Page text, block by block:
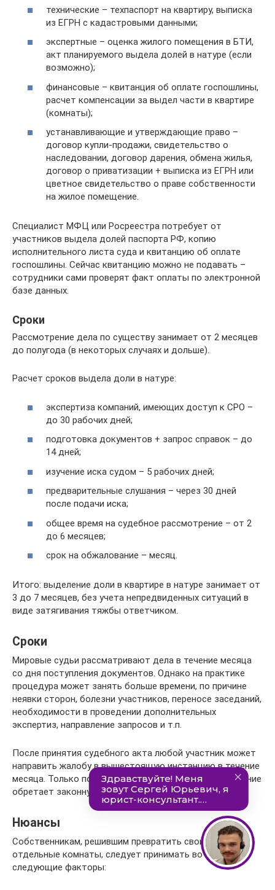
технические – техпаспорт на квартиру, выписка
из ЕГРН с кадастровыми данными;
экспертные – оценка жилого помещения в БТИ,
акт планируемого выдела долей в натуре (если
возможно);
финансовые – квитанция об оплате госпошлины,
расчет компенсации за выдел части в квартире
(комнаты);
устанавливающие и утверждающие право –
договор купли-продажи, свидетельство о
наследовании, договор дарения, обмена жилья,
договор о приватизации + выписка из ЕГРН или
цветное свидетельство о праве собственности
на жилое помещение.
Специалист МФЦ или Росреестра потребует от
участников выдела долей паспорта РФ, копию
исполнительного листа суда и квитанцию об оплате
госпошлины. Сейчас квитанцию можно не подавать –
сотрудники сами проверят факт оплаты по электронной
базе данных.
Сроки
Рассмотрение дела по существу занимает от 2 месяцев
до полугода (в некоторых случаях и дольше).
Расчет сроков выдела доли в натуре:
экспертиза компаний, имеющих доступ к СРО –
до 30 рабочих дней;
подготовка документов + запрос справок – до
14 дней;
изучение иска судом – 5 рабочих дней;
предварительные слушания – через 30 дней
после подачи иска;
общее время на судебное рассмотрение – от 2
до 6 месяцев;
срок на обжалование – месяц.
Итого: выделение доли в квартире в натуре занимает от
3 до 7 месяцев, без учета непредвиденных ситуаций в
виде затягивания тяжбы ответчиком.
Сроки
Мировые судьи рассматривают дела в течение месяца
со дня поступления документов. Однако на практике
процедура может занять больше времени, по причине
неявки сторон, болезни участников, переносе заседаний,
необходимости в проведении дополнительных
экспертиз, направление запросов и т.п.
После принятия судебного акта любой участник может
направить жалобу в вышестоящую инстанцию в течение
месяца. Только после того, как истекли 30 дней, решение
обретает законную силу и может быть реализовано.
Нюансы
Собственникам, решившим превратить свои доли в
отдельные комнаты, следует принимать во внимание
следующие факторы: